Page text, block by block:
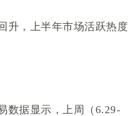
升，上半年市场活跃热度
数据显示，上周（6.29-